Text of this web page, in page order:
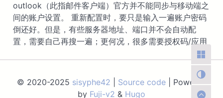
outlook（此指邮件客户端）官方并不能同步与移动端之
间的账户设置。 重新配置时，要只是输入一遍账户密码
倒还好。但是，有些服务器地址、端口并不会自动配
置，需要自己再搜一遍；更何况，很多需要授权码/应用
© 2020-2025 sisyphe42 Source code| Powered
by Fuji-v2 & Hugo